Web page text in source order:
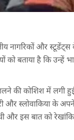
नागरिकों और
को बताया है कि उन्हें
की कोशिश में लगी
और स्लोवाकिया
और इस बात को